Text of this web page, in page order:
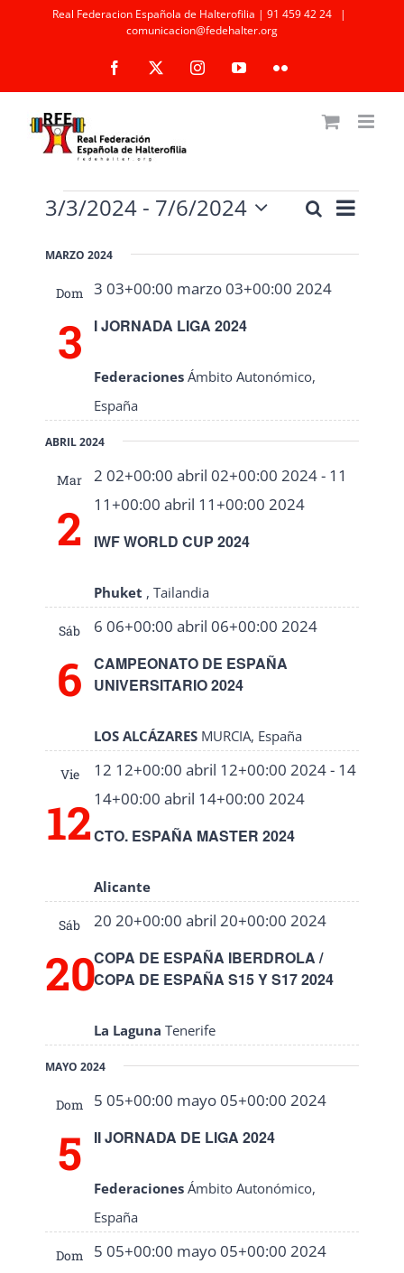
Real Federacion Española de Halterofilia | 91 459 42 24
|
comunicacion@fedehalter.org
Facebook InstagramYouTubeFlickr
Eventos
de
búsqueda
de
Buscar
vistas
Lista
3/3/2024 - 7/6/2024
la
fecha.
MARZO 2024
Dom
3 I JORNADA LIGA 2024
3 03+00:00 marzo 03+00:00 2024
Federaciones Ámbito Autonómico,
España
ABRIL 2024
Mar
2 IWF WORLD CUP 2024
2 02+00:00 abril 02+00:00 2024- 11
11+00:00 abril 11+00:00 2024
Phuket , Tailandia
Sáb
6
CAMPEONATO DE ESPAÑA
UNIVERSITARIO 2024
6 06+00:00 abril 06+00:00 2024
LOS ALCÁZARES MURCIA, España
Vie
12CTO. ESPAÑA MASTER 2024
12 12+00:00 abril 12+00:00 2024- 14
14+00:00 abril 14+00:00 2024
Alicante
Sáb
20COPA DE ESPAÑA IBERDROLA /
COPA DE ESPAÑA S15 Y S17 2024
20 20+00:00 abril 20+00:00 2024
La Laguna Tenerife
MAYO 2024
Dom
5 II JORNADA DE LIGA 2024
5 05+00:00 mayo 05+00:00 2024
Federaciones Ámbito Autonómico,
España
Dom 5 05+00:00 mayo 05+00:00 2024